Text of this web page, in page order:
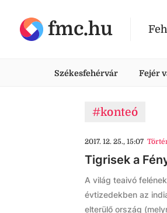
fmc.hu
Székesfehérvár Fejér
#konteó
2017. 12. 25., 15:07
Tigrisek a
A világ teaivó
évtizedekben az
elterülő ország